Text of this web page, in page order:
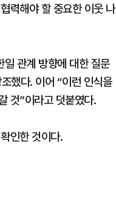
력해야 할 중요한 이웃 나
관계 방향에 대한 질문
했다. 이어 “이런 인식을
것”이라고 덧붙였다.
인한 것이다.